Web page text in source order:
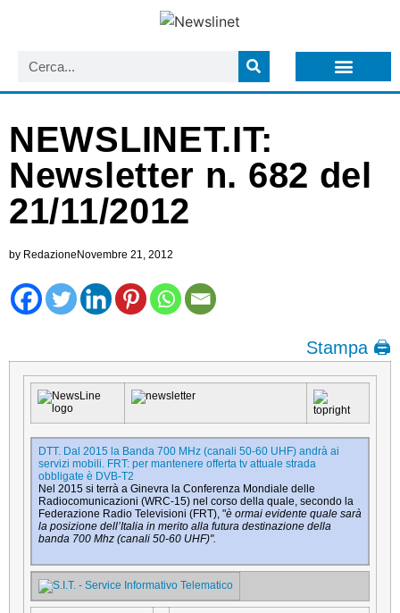
NEWSLINET.IT:
Newsletter n. 682 del
21/11/2012
by RedazioneNovembre 21, 2012
Stampa 🖨
DTT. Dal 2015 la Banda 700 MHz (canali 50-60 UHF) andrà ai
servizi mobili. FRT: per mantenere offerta tv attuale strada
obbligate è DVB-T2
Nel 2015 si terrà a Ginevra la Conferenza Mondiale delle
Radiocomunicazioni (WRC-15) nel corso della quale, secondo la
Federazione Radio Televisioni (FRT), "è ormai evidente quale sarà
la posizione dell’Italia in merito alla futura destinazione della
banda 700 Mhz (canali 50-60 UHF)".